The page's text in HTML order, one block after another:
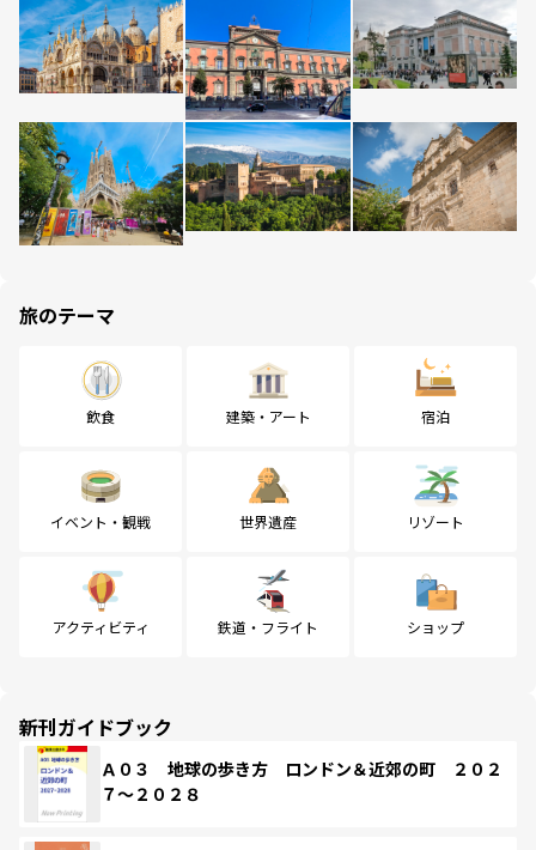
旅のテーマ
飲食 建築・アート 宿泊
イベント・観戦 世界遺産 リゾート
アクティビティ 鉄道・フライト ショップ
新刊ガイドブック
Ａ０３ 地球の歩き方 ロンドン＆近郊の町 ２０２
７～２０２８